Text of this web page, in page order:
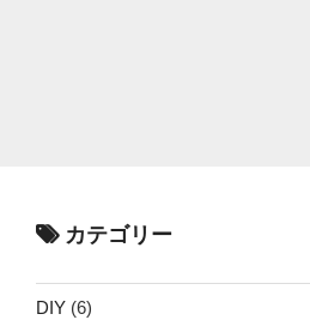
カテゴリー
DIY (6)